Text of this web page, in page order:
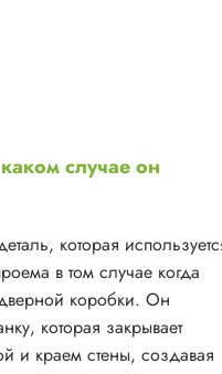
случае он
которая
в том случае когда
коробки. Он
которая закрывает
и краем стены, создавая